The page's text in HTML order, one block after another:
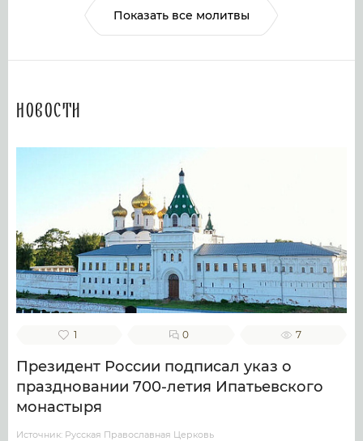
Показать все молитвы
Новости
1 0 7
Президент России подписал указ о
праздновании 700-летия Ипатьевского
монастыря
Источник: Русская Православная Церковь